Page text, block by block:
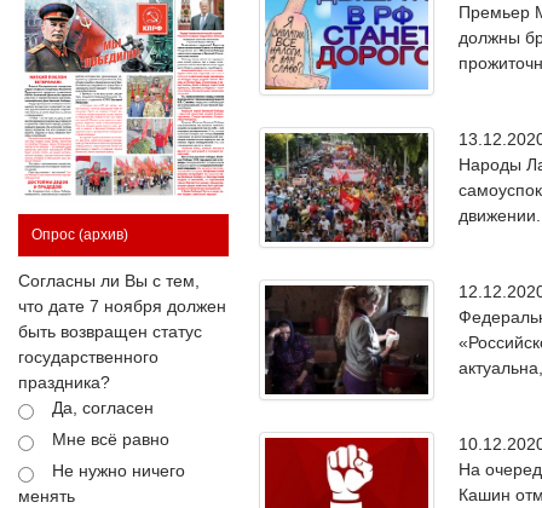
Опрос (архив)
Согласны ли Вы с тем,
что дате 7 ноября должен
быть возвращен статус
государственного
праздника?
Да, согласен
Мне всё равно
Не нужно ничего
менять
Премьер
должны
Народы
На
Кашин